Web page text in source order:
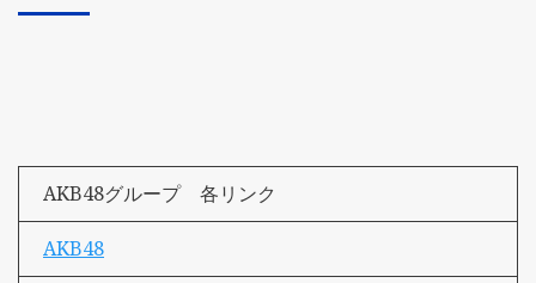
AKB48グループ 各リンク
AKB48